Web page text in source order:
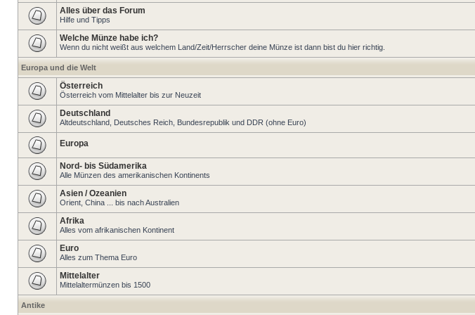
Alles über das Forum
Hilfe und Tipps
Welche Münze habe ich?
Wenn du nicht weißt aus welchem Land/Zeit/Herrscher deine Münze ist dann bist du hier richtig.
Europa und die Welt
Österreich
Österreich vom Mittelalter bis zur Neuzeit
Deutschland
Altdeutschland, Deutsches Reich, Bundesrepublik und DDR (ohne Euro)
Europa
Nord- bis Südamerika
Alle Münzen des amerikanischen Kontinents
Asien / Ozeanien
Orient, China ... bis nach Australien
Afrika
Alles vom afrikanischen Kontinent
Euro
Alles zum Thema Euro
Mittelalter
Mittelaltermünzen bis 1500
Antike